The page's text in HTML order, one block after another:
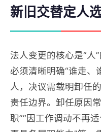
新旧交替定人
法人变更的核心是“人
必须清晰明确“谁走、
人，决议需载明卸任
责任边界。卸任原因
职”“因工作调动不再